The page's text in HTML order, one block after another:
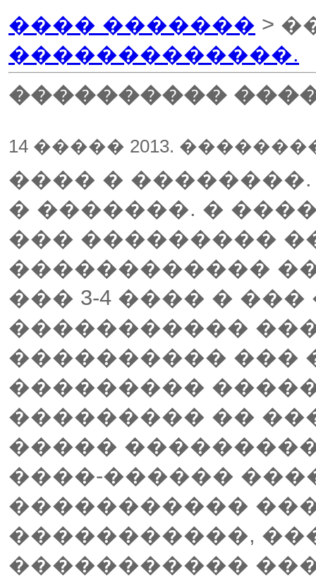
���� ������� >
�������������.
����������
14 ����� 2013.
���� �
� �������. �
��� ���������
������������
��� 3-4 ���� �
�����������
���������� ���
���������
��������� ��
�����
����-������
�����������
�����������,
�����������